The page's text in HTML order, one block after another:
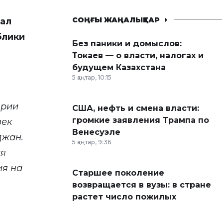
на
СОҢҒЫ ЖАҢАЛЫҚТАР
Без паники и домыслов:
Токаев — о власти, налогах и
будущем Казахстана
5 қаңтар, 10:15
США, нефть и смена власти:
громкие заявления Трампа по
Венесуэле
5 қаңтар, 9:36
Старшее поколение
возвращается в вузы: в стране
растет число пожилых